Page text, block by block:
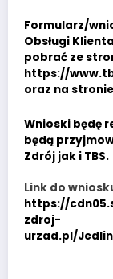
Formularz/
Obsługi
pobrać ze
https://
oraz na
Wnioski będę
będą
Zdrój jak i TBS.
Link do
https://
zdroj-
urzad.pl/